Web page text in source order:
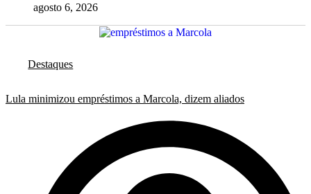
agosto 6, 2026
Destaques
Lula minimizou empréstimos a Marcola, dizem aliados